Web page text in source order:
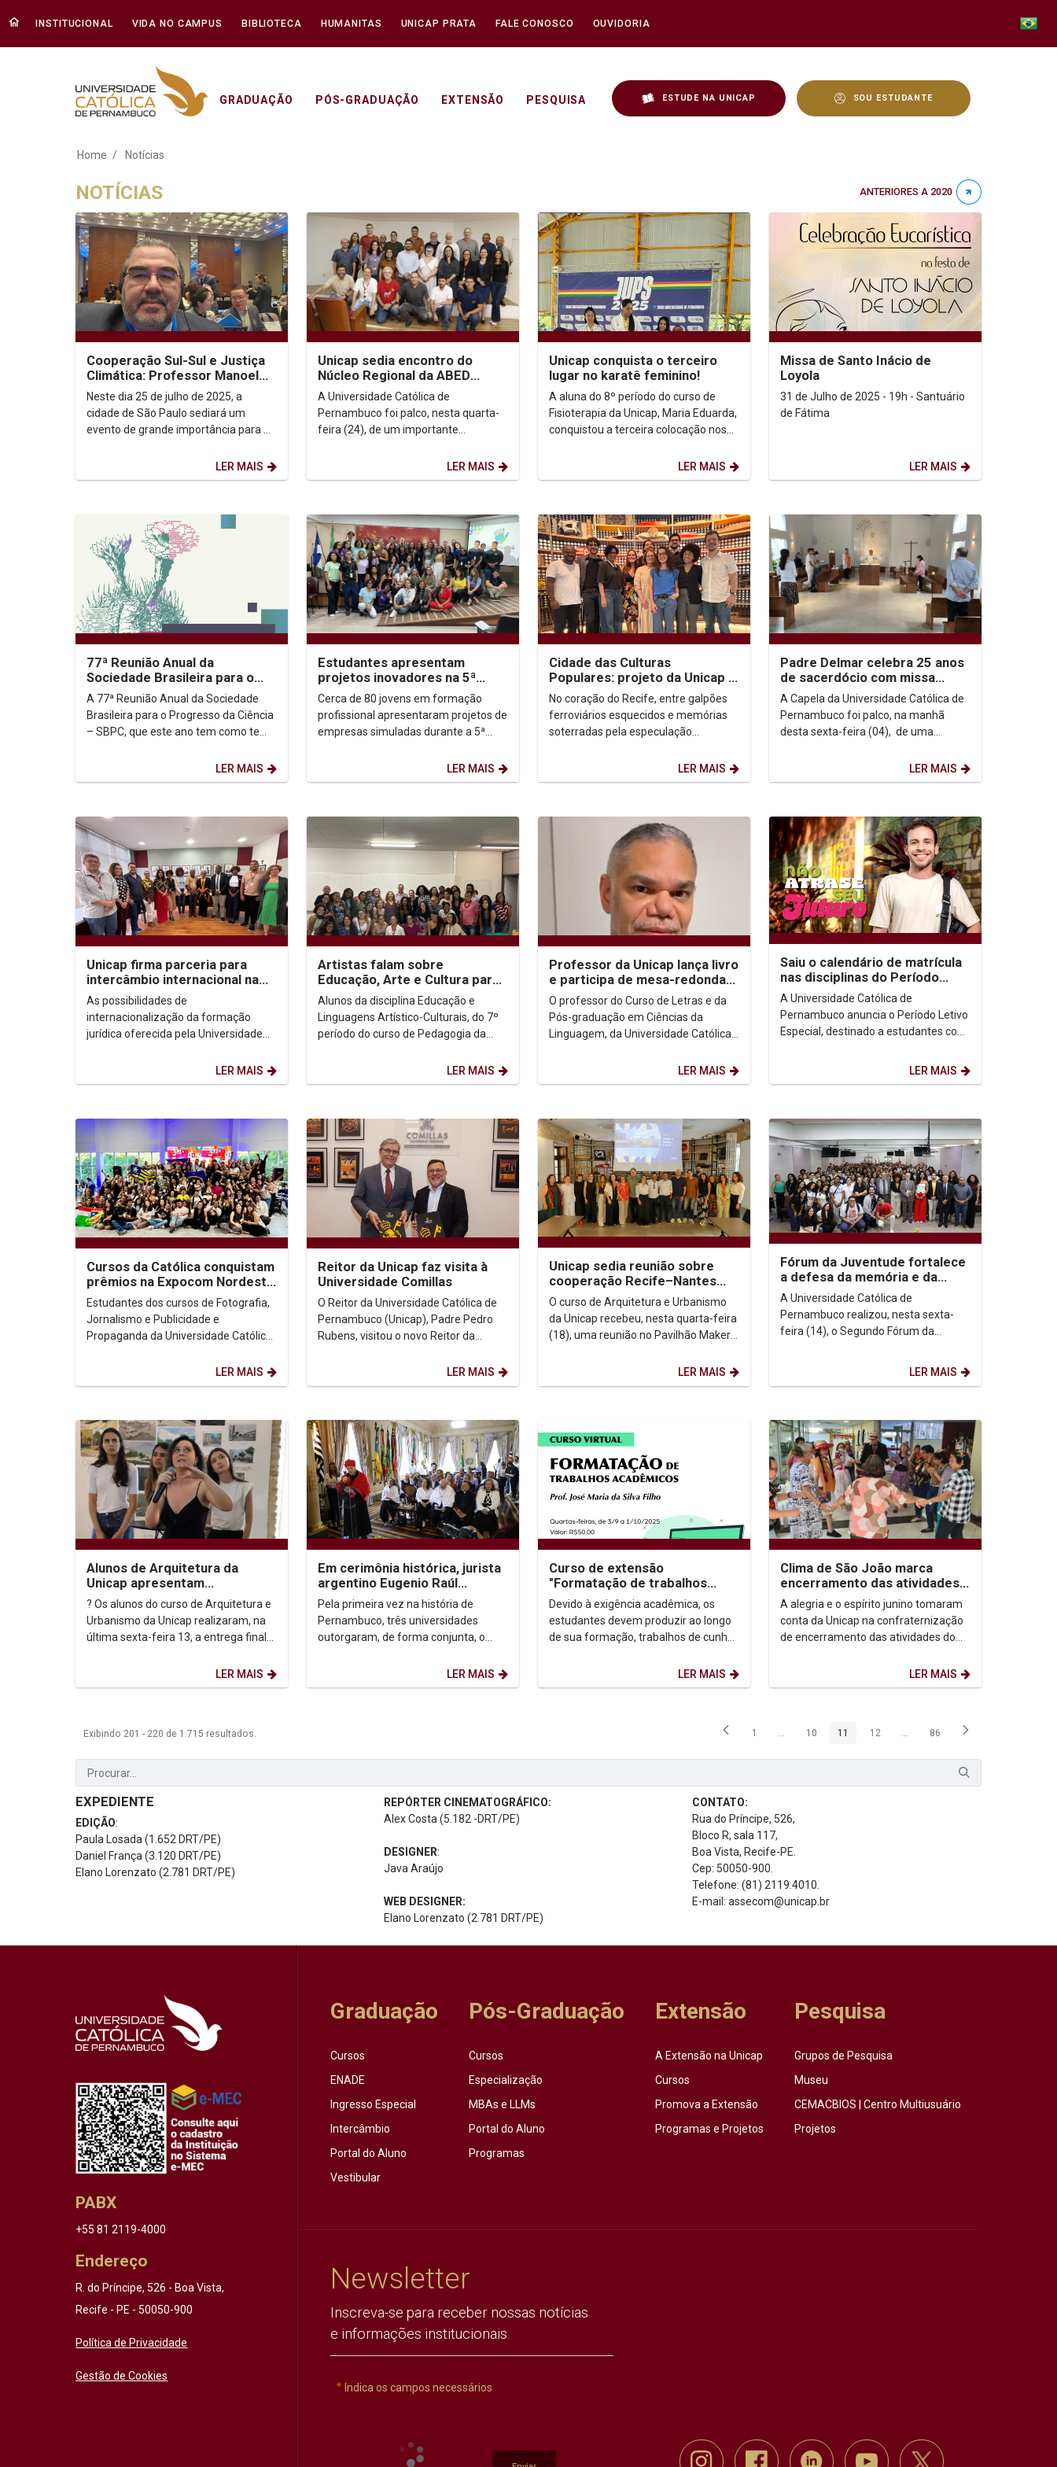
INSTITUCIONAL VIDA NO CAMPUS BIBLIOTECA HUMANITAS UNICAP PRATA FALE CONOSCO OUVIDORIA
GRADUAÇÃO PÓS-GRADUAÇÃO EXTENSÃO PESQUISA ESTUDE NA UNICAP SOU ESTUDANTE
Notícias - Unicap
Home Notícias
NOTÍCIAS ANTERIORES A 2020
Cooperação Sul-Sul e Justiça
Climática: Professor Manoel
Moraes representa a UNICAP
em sua 2ª...
Neste dia 25 de julho de 2025, a
cidade de São Paulo sediará um
evento de grande importância para o
LER MAIS
Unicap sedia encontro do
Núcleo Regional da ABED
Recife e promove debate
sobre os rumos da EAD no...
A Universidade Católica de
Pernambuco foi palco, nesta quarta-
feira (24), de um importante
sobre os caminhos da Educação a...
LER MAIS
Unicap conquista o terceiro
lugar no karatê feminino!
A aluna do 8º período do curso de
Fisioterapia da Unicap, Maria Eduarda,
conquistou a terceira colocação nos
LER MAIS
Missa de Santo Inácio de
Loyola
31 de Julho de 2025 - 19h - Santuário
de Fátima
LER MAIS
77ª Reunião Anual da
Sociedade Brasileira para o
Progresso da Ciência – SBPC
A 77ª Reunião Anual da Sociedade
Brasileira para o Progresso da Ciência
– SBPC, que este ano tem como tema
LER MAIS
Estudantes apresentam
projetos inovadores na 5ª
edição da Criatech, sediada na
Unicap
Cerca de 80 jovens em formação
profissional apresentaram projetos de
empresas simuladas durante a 5ª
LER MAIS
Cidade das Culturas
Populares: projeto da Unicap e
comunidade propõe
ressignificação urbana e...
No coração do Recife, entre galpões
ferroviários esquecidos e memórias
soterradas pela especulação
LER MAIS
Padre Delmar celebra 25 anos
de sacerdócio com missa
especial na Capela da Unicap
A Capela da Universidade Católica de
Pernambuco foi palco, na manhã
desta sexta-feira (04), de uma
LER MAIS
Unicap firma parceria para
intercâmbio internacional na
área jurídica
As possibilidades de
internacionalização da formação
jurídica oferecida pela Universidade
uma parceria com a Ordem dos...
LER MAIS
Artistas falam sobre
Educação, Arte e Cultura para
alunos de Pedagogia da Unicap
Alunos da disciplina Educação e
Linguagens Artístico-Culturais, do 7º
período do curso de Pedagogia da
LER MAIS
Professor da Unicap lança livro
e participa de mesa-redonda
em Santiago do Chile
O professor do Curso de Letras e da
Pós-graduação em Ciências da
Linguagem, da Universidade Católica
LER MAIS
Saiu o calendário de matrícula
nas disciplinas do Período
Letivo Especial
A Universidade Católica de
Pernambuco anuncia o Período Letivo
Especial, destinado a estudantes com
LER MAIS
Cursos da Católica conquistam
prêmios na Expocom Nordeste
2025
Estudantes dos cursos de Fotografia,
Jornalismo e Publicidade e
Propaganda da Universidade Católica
Expocom Nordeste 2025,...LER MAIS
Reitor da Unicap faz visita à
Universidade Comillas
O Reitor da Universidade Católica de
Pernambuco (Unicap), Padre Pedro
Rubens, visitou o novo Reitor da
LER MAIS
Unicap sedia reunião sobre
cooperação Recife–Nantes
com presença de secretários
do Recife
O curso de Arquitetura e Urbanismo
da Unicap recebeu, nesta quarta-feira
(18), uma reunião no Pavilhão Maker
LER MAIS
Fórum da Juventude fortalece
a defesa da memória e da
democracia
A Universidade Católica de
Pernambuco realizou, nesta sexta-
feira (14), o Segundo Fórum da
de Memória. O evento é uma ação
LER MAIS
Alunos de Arquitetura da
Unicap apresentam
Diagnóstico urbano para o
bairro do Recife
? Os alunos do curso de Arquitetura e
Urbanismo da Unicap realizaram, na
última sexta-feira 13, a entrega final
LER MAIS
Em cerimônia histórica, jurista
argentino Eugenio Raúl
Zaffaroni recebe título de
Doutor Honoris...
Pela primeira vez na história de
Pernambuco, três universidades
outorgaram, de forma conjunta, o
homenageado foi o jurista...LER MAIS
Curso de extensão
"Formatação de trabalhos
acadêmicos"
Devido à exigência acadêmica, os
estudantes devem produzir ao longo
de sua formação, trabalhos de cunho
LER MAIS
Clima de São João marca
encerramento das atividades
do Unicap Prata no 1º
semestre
A alegria e o espírito junino tomaram
conta da Unicap na confraternização
de encerramento das atividades do
LER MAIS
Exibindo 201 - 220 de 1.715 resultados. Página
1 ...Páginas intermediárias Usar ABA para navegar.
Página
10 Página
11 Página
12 ...Páginas intermediárias Usar ABA
Página
86
EXPEDIENTE
EDIÇÃO:
Paula Losada (1.652 DRT/PE)
Daniel França (3.120 DRT/PE)
Elano Lorenzato (2.781 DRT/PE)
REPÓRTER CINEMATOGRÁFICO:
Alex Costa (5.182 -DRT/PE)
DESIGNER:
Java Araújo
WEB DESIGNER:
Elano Lorenzato (2.781 DRT/PE)
CONTATO:
Rua do Príncipe, 526,
Bloco R, sala 117,
Boa Vista, Recife-PE.
Cep: 50050-900.
Telefone: (81) 2119.4010.
E-mail: assecom@unicap.br
PABX
+55 81 2119-4000
Endereço
R. do Príncipe, 526 - Boa Vista,
Recife - PE - 50050-900
Política de Privacidade
Gestão de Cookies
Graduação
Cursos
ENADE
Ingresso Especial
Intercâmbio
Portal do Aluno
Vestibular
Pós-Graduação
Cursos
Especialização
MBAs e LLMs
Portal do Aluno
Programas
Extensão
A Extensão na Unicap
Cursos
Promova a Extensão
Programas e Projetos
Pesquisa
Grupos de Pesquisa
Museu
CEMACBIOS | Centro Multiusuário
Projetos
Newsletter
Inscreva-se para receber nossas notícias
e informações institucionais.
Indica os campos necessários